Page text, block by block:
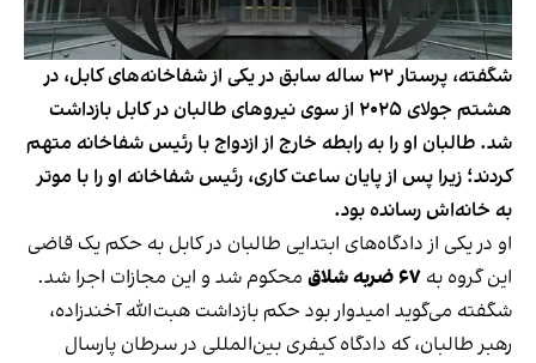
شگفته، پرستار ۳۲ ساله سابق در یکی از شفاخانه‌های کابل، در
هشتم جولای ۲۰۲۵ از سوی نیروهای طالبان در کابل بازداشت
شد. طالبان او را به رابطه خارج از ازدواج با رئیس شفاخانه متهم
کردند؛ زیرا پس از پایان ساعت کاری، رئیس شفاخانه او را با موتر
به خانه‌اش رسانده بود.
او در یکی از دادگاه‌های ابتدایی طالبان در کابل به حکم یک قاضی
این گروه به ۶۷ ضربه شلاق
محکوم شد و این مجازات اجرا شد.
شگفته می‌گوید امیدوار بود حکم بازداشت هبت‌الله آخندزاده،
رهبر طالبان، که دادگاه کیفری بین‌المللی در سرطان پارسال